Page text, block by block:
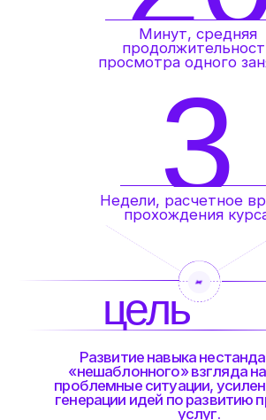
Специалист ТРИЗ 4 уровня.
Работает по направлению креативных техник и
технологизации мышления с 2010 года.
Автор книг "ТРИЗ. Решение Бизнес-задач" и
"ТРИЗ: пошаговое руководство для бизнеса в
с Росатом, Сбербанк, ТМК, ОМК, МТС-Банк, ДСК
Автобан и др., а также с представителями
Постоянно участвует в проектах
стратегирования и преодоления проблемных
ситуаций как по направлению инженерии, так и в
Автор ряда методических разработок по
креативным техникам для задач менеджмента и
КУПИТЬ КУРС ЗА 9000 ₽
для кого этот
курс?
для предпринимателей,
чтобы быстро разрабатывать